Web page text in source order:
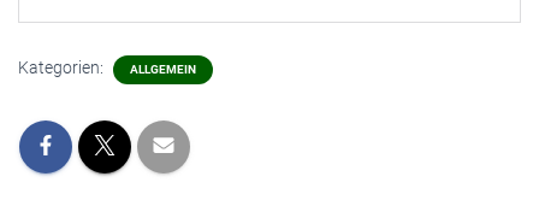
Kategorien: ALLGEMEIN